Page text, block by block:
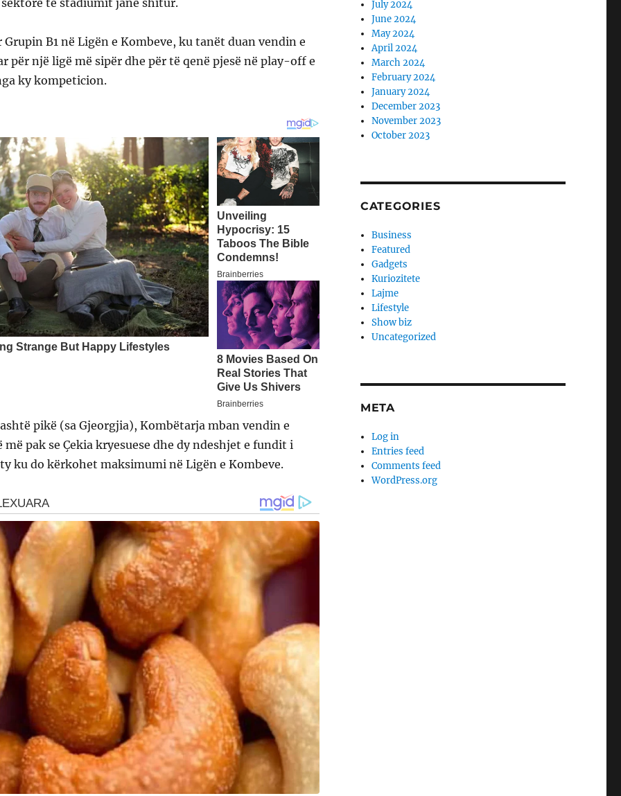
të stadiumit janë shitur.
B1 në Ligën e Kombeve, ku tanët duan vendin e
për një ligë më sipër dhe për të qenë pjesë në play-off e
ky kompeticion.
pikë (sa Gjeorgjia), Kombëtarja mban vendin e
pak se Çekia kryesuese dhe dy ndeshjet e fundit i
ku do kërkohet maksimumi në Ligën e Kombeve.
July 2024
June 2024
May 2024
April 2024
March 2024
February 2024
January 2024
December 2023
November 2023
October 2023
CATEGORIES
Business
Featured
Gadgets
Kuriozitete
Lajme
Lifestyle
Show biz
Uncategorized
META
Log in
Entries feed
Comments feed
WordPress.org